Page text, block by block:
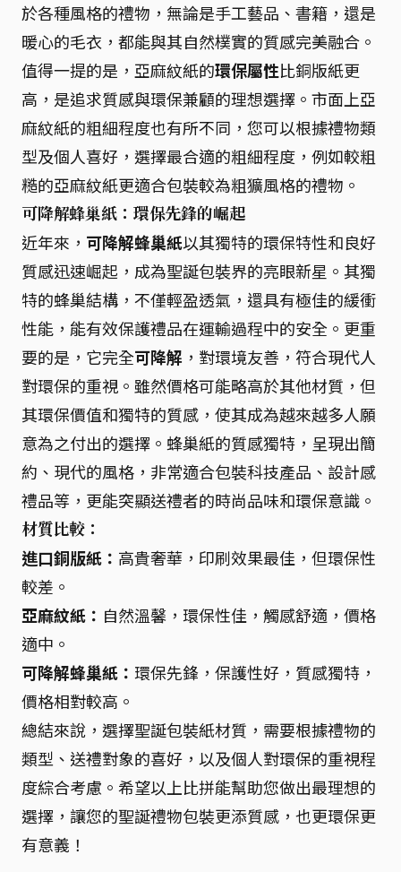
於各種風格的禮物，無論是手工藝品、書籍，還是
暖心的毛衣，都能與其自然樸實的質感完美融合。
值得一提的是，亞麻紋紙的環保屬性比銅版紙更
高，是追求質感與環保兼顧的理想選擇。市面上亞
麻紋紙的粗細程度也有所不同，您可以根據禮物類
型及個人喜好，選擇最合適的粗細程度，例如較粗
糙的亞麻紋紙更適合包裝較為粗獷風格的禮物。
可降解蜂巢紙：環保先鋒的崛起
近年來， 可降解蜂巢紙以其獨特的環保特性和良好
質感迅速崛起，成為聖誕包裝界的亮眼新星。其獨
特的蜂巢結構，不僅輕盈透氣，還具有極佳的緩衝
性能，能有效保護禮品在運輸過程中的安全。更重
要的是，它完全可降解 ，對環境友善，符合現代人
對環保的重視。雖然價格可能略高於其他材質，但
其環保價值和獨特的質感，使其成為越來越多人願
意為之付出的選擇。蜂巢紙的質感獨特，呈現出簡
約、現代的風格，非常適合包裝科技產品、設計感
禮品等，更能突顯送禮者的時尚品味和環保意識。
材質比較：
進口銅版紙： 高貴奢華，印刷效果最佳，但環保性
較差。
亞麻紋紙： 自然溫馨，環保性佳，觸感舒適，價格
適中。
可降解蜂巢紙： 環保先鋒，保護性好，質感獨特，
價格相對較高。
總結來說，選擇聖誕包裝紙材質，需要根據禮物的
類型、送禮對象的喜好，以及個人對環保的重視程
度綜合考慮。希望以上比拼能幫助您做出最理想的
選擇，讓您的聖誕禮物包裝更添質感，也更環保更
有意義！